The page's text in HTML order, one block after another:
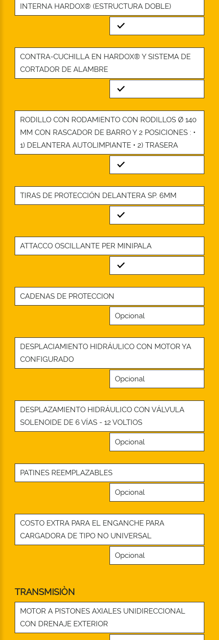
INTERNA HARDOX® (ESTRUCTURA DOBLE)
Standard
CONTRA-CUCHILLA EN HARDOX® Y SISTEMA DE
CORTADOR DE ALAMBRE
Standard
RODILLO CON RODAMIENTO CON RODILLOS Ø 140
MM CON RASCADOR DE BARRO Y 2 POSICIONES : •
1) DELANTERA AUTOLIMPIANTE • 2) TRASERA
Standard
TIRAS DE PROTECCIÓN DELANTERA SP. 6MM
Standard
ATTACCO OSCILLANTE PER MINIPALA
Standard
CADENAS DE PROTECCION
Opcional
DESPLACIAMIENTO HIDRÁULICO CON MOTOR YA
CONFIGURADO
Opcional
DESPLAZAMIENTO HIDRÁULICO CON VÁLVULA
SOLENOIDE DE 6 VÍAS - 12 VOLTIOS
Opcional
PATINES REEMPLAZABLES
Opcional
COSTO EXTRA PARA EL ENGANCHE PARA
CARGADORA DE TIPO NO UNIVERSAL
Opcional
TRANSMISIÒN
MOTOR A PISTONES AXIALES UNIDIRECCIONAL
CON DRENAJE EXTERIOR